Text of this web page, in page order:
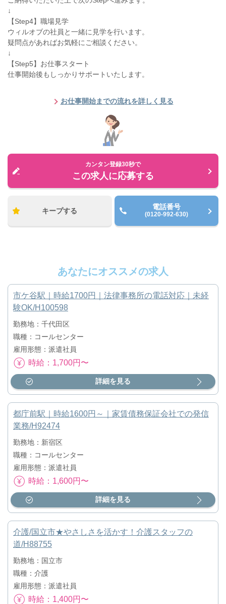
↓
【Step4】職場見学
ウィルオブの社員と一緒に見学を行います。
疑問点があればお気軽にご相談ください。
↓
【Step5】お仕事スタート
仕事開始後もしっかりサポートいたします。
お仕事開始までの流れを詳しく見る
カンタン登録30秒で
この求人に応募する
キープする 電話番号
(0120-992-630)
あなたにオススメの求人
市ケ谷駅｜時給1700円｜法律事務所の電話対応｜未経
験OK/H100598
勤務地：千代田区
職種：コールセンター
雇用形態：派遣社員
時給：1,700円〜
詳細を見る
都庁前駅｜時給1600円～｜家賃債務保証会社での発信
業務/H92474
勤務地：新宿区
職種：コールセンター
雇用形態：派遣社員
時給：1,600円〜
詳細を見る
介護/国立市★やさしさを活かす！介護スタッフの
道/H88755
勤務地：国立市
職種：介護
雇用形態：派遣社員
時給：1,400円〜